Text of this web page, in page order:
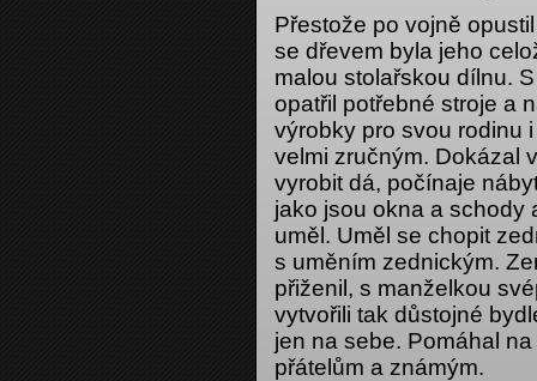
Přestože po vojně
se dřevem byla jeho
malou stolařskou dílnu.
opatřil potřebné stroje a
výrobky pro svou rodinu
velmi zručným. Dokázal
vyrobit dá, počínaje
jako jsou okna a schody
uměl. Uměl se chopit
s uměním zednickým.
přiženil, s manželkou
vytvořili tak důstojné
jen na sebe. Pomáhal
přátelům a známým.